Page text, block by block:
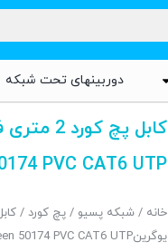
دوربینهای تحت شبکه
PVC CAT6 UTP
خانه /شبکه پسیو /پچ کورد
یوگرینUGREEN Ugreen 50174 PVC CAT6 UTP